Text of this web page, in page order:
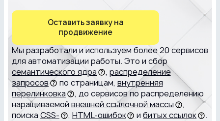
Оставить заявку на
продвижение
Мы разработали и используем более 20 сервисов
для автоматизации работы. Это и сбор
семантического ядра
, распределение
запросов
по страницам, внутренняя
перелинковка
, до сервисов по распределению
наращиваемой внешней ссылочной массы
,
поиска CSS- , HTML-ошибок ибитых ссылок .